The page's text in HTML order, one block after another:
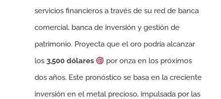
servicios financieros a través de su red de banca
comercial, banca de inversión y gestión de
patrimonio. Proyecta que el oro podría alcanzar
los 3,500 dólares
por onza en los próximos
dos años. Este pronóstico se basa en la creciente
inversión en el metal precioso, impulsada por las